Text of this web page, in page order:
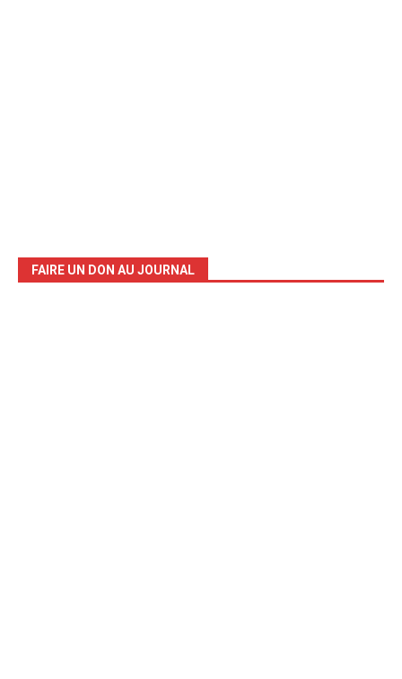
FAIRE UN DON AU JOURNAL